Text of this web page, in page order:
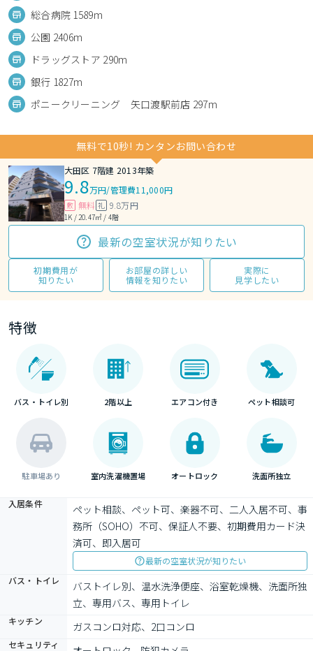
総合病院 1589m
公園 2406m
ドラッグストア 290m
銀行 1827m
ポニークリーニング 矢口渡駅前店 297m
無料で10秒! カンタンお問い合わせ
大田区 7階建 2013年築
9.8万円/管理費11,000円
敷 無料 礼 9.8万円
1K / 20.47㎡ / 4階
最新の空室状況が知りたい
初期費用が
知りたい
お部屋の詳しい
情報を知りたい
実際に
見学したい
特徴
バス・トイレ別 2階以上 エアコン付き ペット相談可
駐車場あり 室内洗濯機置場 オートロック 洗面所独立
入居条件
ペット相談、ペット可、楽器不可、二人入居不可、事
務所（SOHO）不可、保証人不要、初期費用カード決
済可、即入居可
最新の空室状況が知りたい
バス・トイレ
バストイレ別、温水洗浄便座、浴室乾燥機、洗面所独
立、専用バス、専用トイレ
キッチン ガスコンロ対応、2口コンロ
セキュリティ